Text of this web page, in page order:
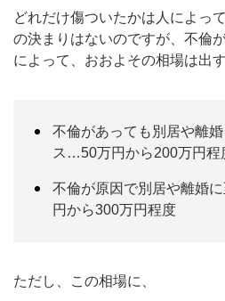
どれだけ傷ついたかは人によっ
の決まりはないのですが、不倫
によって、おおよその相場は出
不倫があっても別居や離
ス…50万円から200万円程
不倫が原因で別居や離婚
円から300万円程度
ただし、この相場に、